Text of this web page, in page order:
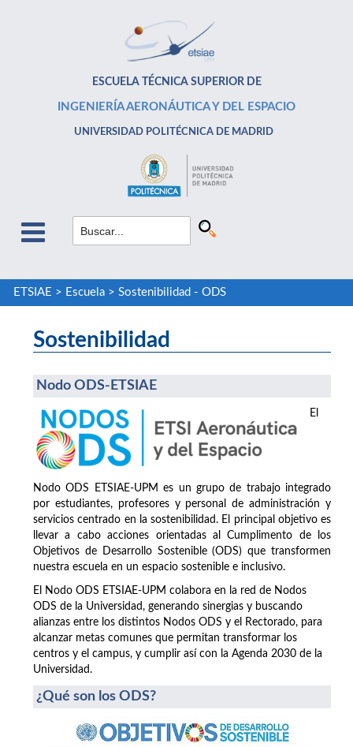
ESCUELA TÉCNICA SUPERIOR DE
INGENIERÍA AERONÁUTICA Y DEL ESPACIO
UNIVERSIDAD POLITÉCNICA DE MADRID
ETSIAE > Escuela> Sostenibilidad - ODS
Sostenibilidad
Nodo ODS-ETSIAE
El
Nodo ODS ETSIAE-UPM es un grupo de trabajo integrado
por estudiantes, profesores y personal de administración y
servicios centrado en la sostenibilidad. El principal objetivo es
llevar a cabo acciones orientadas al Cumplimento de los
Objetivos de Desarrollo Sostenible (ODS) que transformen
nuestra escuela en un espacio sostenible e inclusivo.
El Nodo ODS ETSIAE-UPM colabora en la red de Nodos
ODS de la Universidad, generando sinergias y buscando
alianzas entre los distintos Nodos ODS y el Rectorado, para
alcanzar metas comunes que permitan transformar los
centros y el campus, y cumplir así con la Agenda 2030 de la
Universidad.
¿Qué son los ODS?